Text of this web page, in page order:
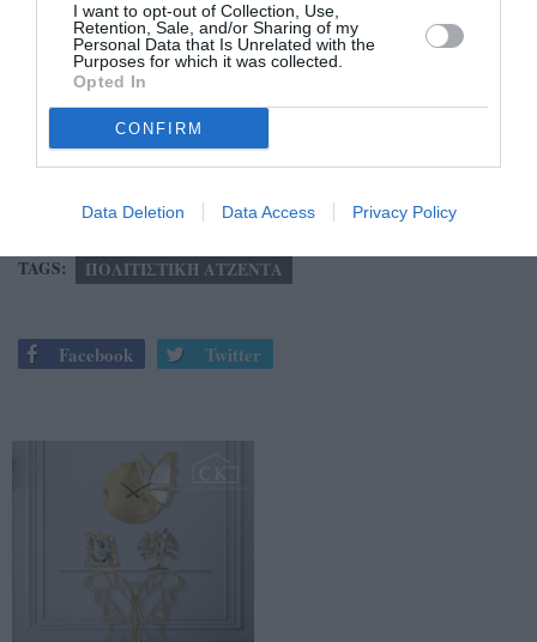
I want to opt-out of Collection, Use,
Retention, Sale, and/or Sharing of my
Personal Data that Is Unrelated with the
Purposes for which it was collected.
Opted In
CONFIRM
Data Deletion Data Access Privacy Policy
ΕΠΕΤΕΙΑΚΕΣ
Εκδήλωση μνήμης για τον Παπαφλέσσα και τους
πεσόντες Δραϊναίους στη Δημοτική Κοινότητα
Κυριακή 17/5, 12.00 μ.
TAGS: ΠΟΛΙΤΙΣΤΙΚΗ ΑΤΖΕΝΤΑ
Facebook Twitter